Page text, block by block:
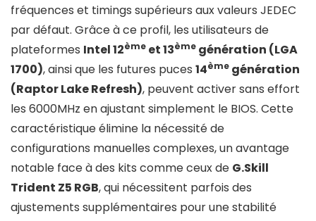
fréquences et timings supérieurs aux valeurs JEDEC
par défaut. Grâce à ce profil, les utilisateurs de
plateformes Intel 12ème et 13ème génération (LGA
1700), ainsi que les futures puces 14ème génération
(Raptor Lake Refresh), peuvent activer sans effort
les 6000MHz en ajustant simplement le BIOS. Cette
caractéristique élimine la nécessité de
configurations manuelles complexes, un avantage
notable face à des kits comme ceux de G.Skill
Trident Z5 RGB, qui nécessitent parfois des
ajustements supplémentaires pour une stabilité